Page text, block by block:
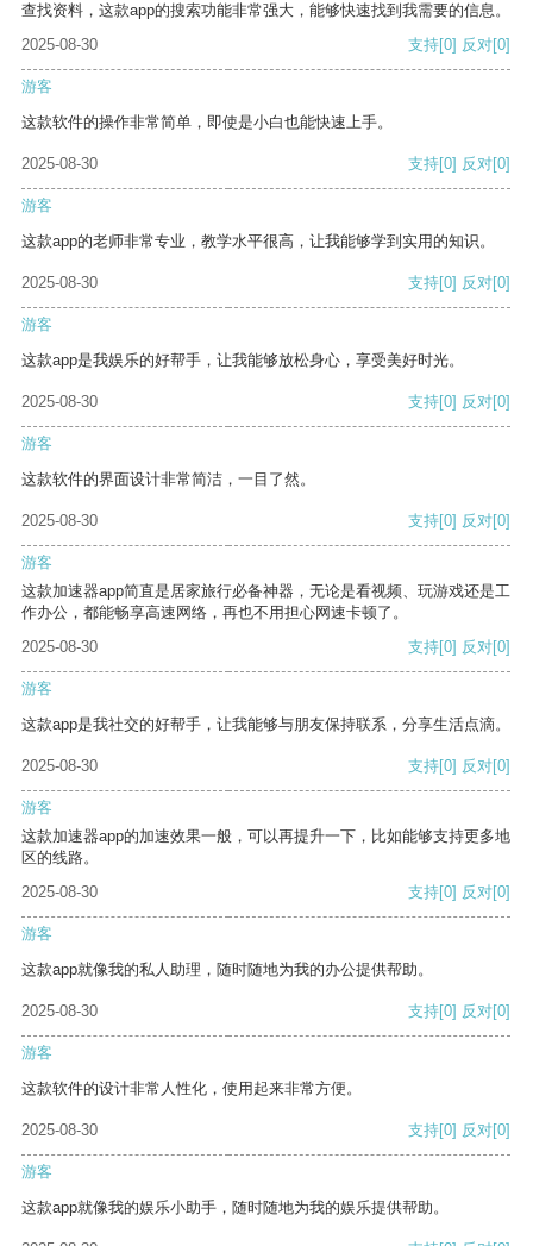
查找资料，这款app的搜索功能非常强大，能够快速找到我需要的信息。
2025-08-30
支持[0] 反对[0]
游客
这款软件的操作非常简单，即使是小白也能快速上手。
2025-08-30 支持[0] 反对[0]
游客
这款app的老师非常专业，教学水平很高，让我能够学到实用的知识。
2025-08-30 支持[0] 反对[0]
游客
这款app是我娱乐的好帮手，让我能够放松身心，享受美好时光。
2025-08-30 支持[0] 反对[0]
游客
这款软件的界面设计非常简洁，一目了然。
2025-08-30 支持[0] 反对[0]
游客
这款加速器app简直是居家旅行必备神器，无论是看视频、玩游戏还是工
作办公，都能畅享高速网络，再也不用担心网速卡顿了。
2025-08-30
支持[0] 反对[0]
游客
这款app是我社交的好帮手，让我能够与朋友保持联系，分享生活点滴。
2025-08-30 支持[0] 反对[0]
游客
这款加速器app的加速效果一般，可以再提升一下，比如能够支持更多地
区的线路。
2025-08-30
支持[0] 反对[0]
游客
这款app就像我的私人助理，随时随地为我的办公提供帮助。
2025-08-30 支持[0] 反对[0]
游客
这款软件的设计非常人性化，使用起来非常方便。
2025-08-30 支持[0] 反对[0]
游客
这款app就像我的娱乐小助手，随时随地为我的娱乐提供帮助。